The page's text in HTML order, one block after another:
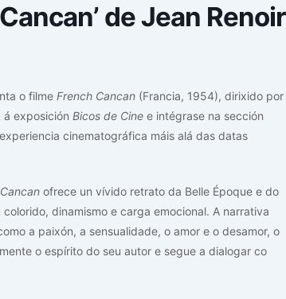
de Jean Renoir
o filme French Cancan (Francia, 1954), dirixido por
exposición Bicos de Cine e intégrase na sección
cinematográfica máis alá das datas
ofrece un vívido retrato da Belle Époque e do
dinamismo e carga emocional. A narrativa
a paixón, a sensualidade, o amor e o desamor, o
o espírito do seu autor e segue a dialogar co